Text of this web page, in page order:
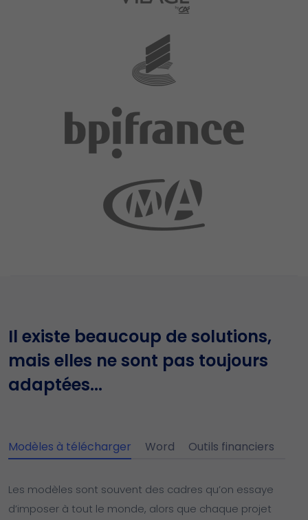
Il existe beaucoup de solutions,
mais elles ne sont pas toujours
adaptées...
Modèles à télécharger Word Outils financiers
Les modèles sont souvent des cadres qu’on essaye
d’imposer à tout le monde, alors que chaque projet